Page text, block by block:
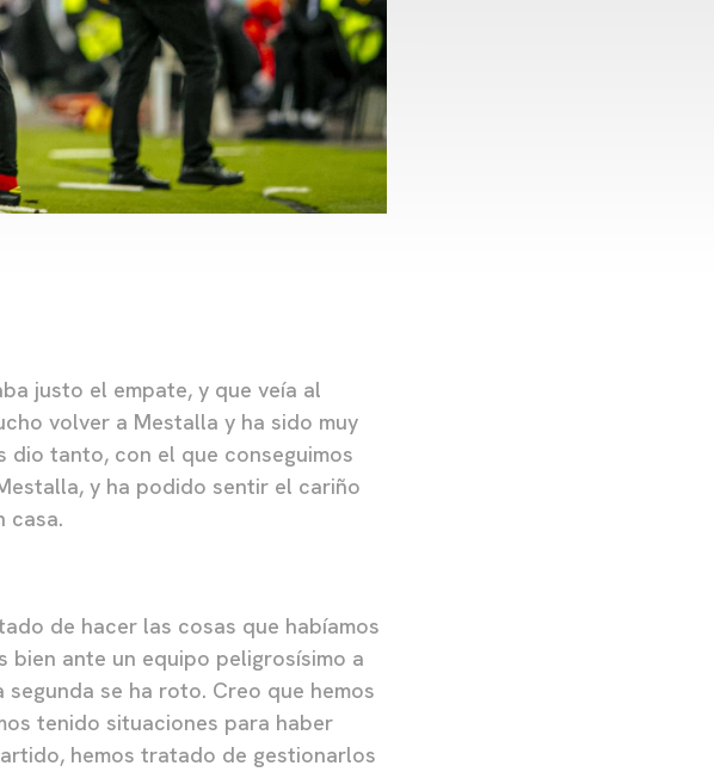
justo el empate, y que veía al
volver a Mestalla y ha sido muy
dio tanto, con el que conseguimos
y ha podido sentir el cariño
casa.
de hacer las cosas que habíamos
ante un equipo peligrosísimo a
se ha roto. Creo que hemos
tenido situaciones para haber
hemos tratado de gestionarlos